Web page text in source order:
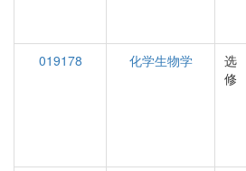
019178
化学生物学
选
修